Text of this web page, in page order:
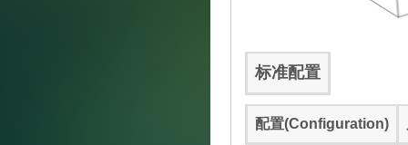
标准配置
配置(Configuration)